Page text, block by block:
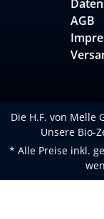
AGB
Die H.F. von Melle
Unsere Bio-
* Alle Preise inkl.